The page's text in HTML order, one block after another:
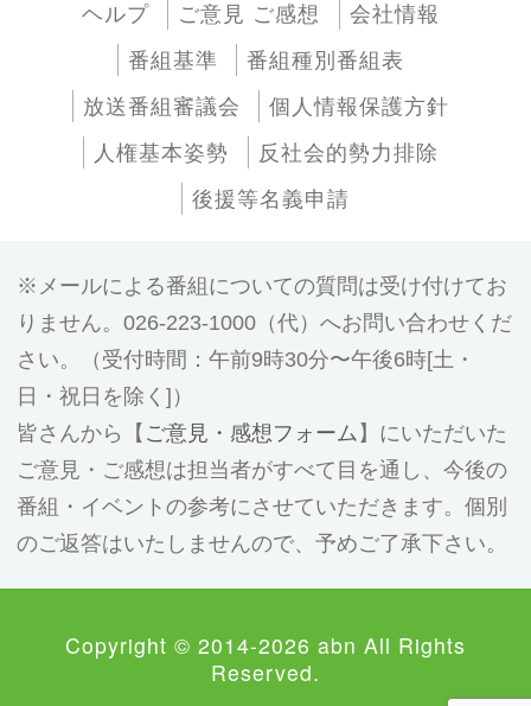
ヘルプ ご意見 ご感想
会社情報
番組基準
番組種別番組表
放送番組審議会
個人情報保護方針
人権基本姿勢
反社会的勢力排除
後援等名義申請
メールによる番組についての質問は受け付けてお
りません。026-223-1000（代）へお問い合わせくだ
さい。（受付時間：午前9時30分〜午後6時[土・
日・祝日を除く]）
皆さんから【 ご意見・感想フォーム 】にいただいた
ご意見・ご感想は担当者がすべて目を通し、今後の
番組・イベントの参考にさせていただきます。個別
のご返答はいたしませんので、予めご了承下さい。
Copyright © 2014-2026 abn All Rights
Reserved.